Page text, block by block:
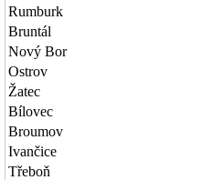
Rumburk
Bruntál
Nový Bor
Ostrov
Žatec
Bílovec
Broumov
Ivančice
Třeboň